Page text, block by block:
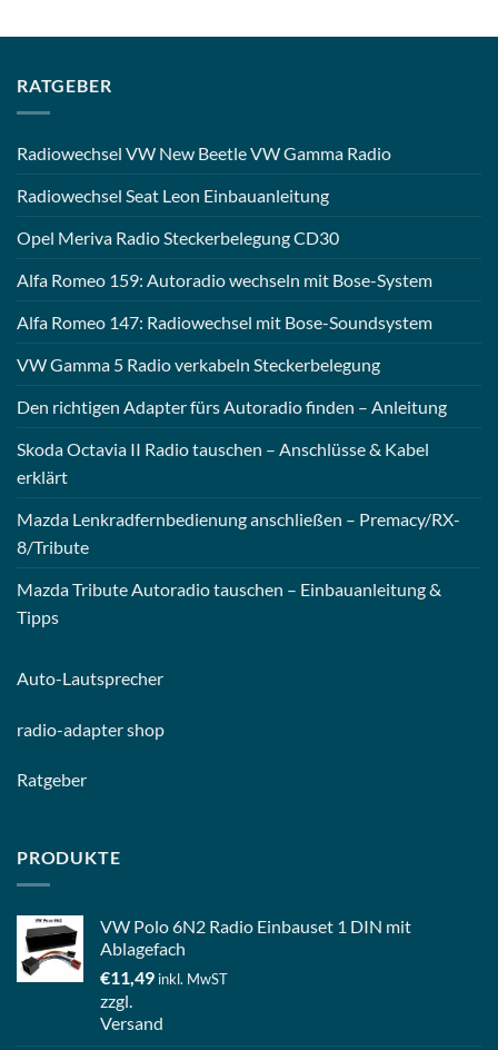
RATGEBER
Radiowechsel VW New Beetle VW Gamma Radio
Radiowechsel Seat Leon Einbauanleitung
Opel Meriva Radio Steckerbelegung CD30
Alfa Romeo 159: Autoradio wechseln mit Bose-System
Alfa Romeo 147: Radiowechsel mit Bose-Soundsystem
VW Gamma 5 Radio verkabeln Steckerbelegung
Den richtigen Adapter fürs Autoradio finden – Anleitung
Skoda Octavia II Radio tauschen – Anschlüsse & Kabel
erklärt
Mazda Lenkradfernbedienung anschließen – Premacy/RX-
8/Tribute
Mazda Tribute Autoradio tauschen – Einbauanleitung &
Tipps
Auto-Lautsprecher
radio-adapter shop
Ratgeber
PRODUKTE
VW Polo 6N2 Radio Einbauset 1 DIN mit
Ablagefach
€11,49 inkl. MwST
zzgl.
Versand